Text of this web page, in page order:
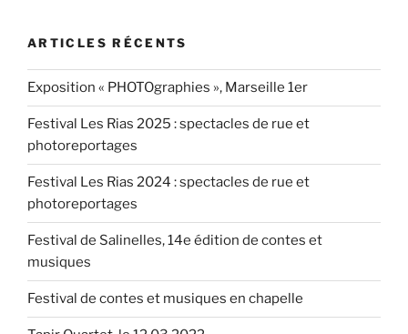
et
première
ARTICLES RÉCENTS
Exposition « PHOTOgraphies », Marseille 1er
Festival Les Rias 2025 : spectacles de rue et
photoreportages
Festival Les Rias 2024 : spectacles de rue et
photoreportages
Festival de Salinelles, 14e édition de contes et
musiques
Festival de contes et musiques en chapelle